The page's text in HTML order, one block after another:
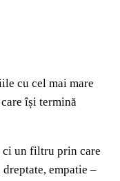
cu cel mai mare
își termină
ci un filtru prin care
empatie –